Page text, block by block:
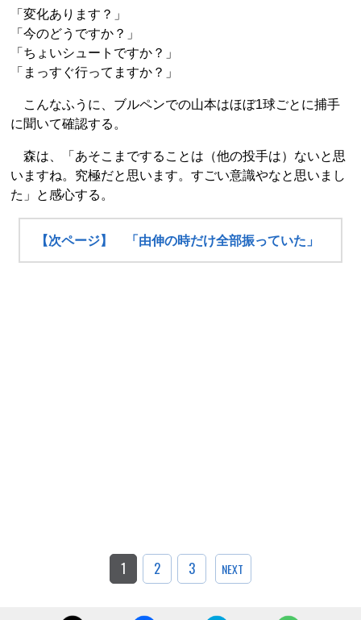
「変化あります？」
「今のどうですか？」
「ちょいシュートですか？」
「まっすぐ行ってますか？」
こんなふうに、ブルペンでの山本はほぼ1球ごとに捕手
に聞いて確認する。
森は、「あそこまですることは（他の投手は）ないと思
いますね。究極だと思います。すごい意識やなと思いまし
た」と感心する。
【次ページ】 「由伸の時だけ全部振っていた」
1 2 3 NEXT